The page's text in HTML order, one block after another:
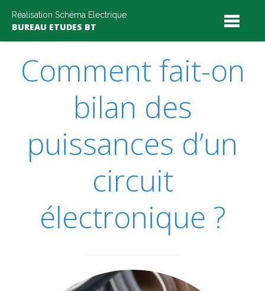
Réalisation Schéma Electrique
BUREAU ETUDES BT
Comment fait-on
bilan des
puissances d’un
circuit
électronique ?